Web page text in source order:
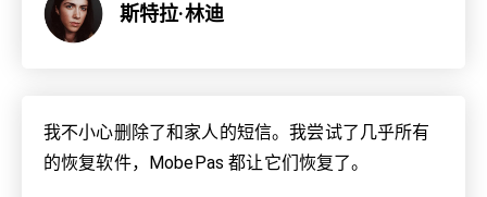
斯特拉·林迪
我不小心删除了和家人的短信。我尝试了几乎所有
的恢复软件，MobePas 都让它们恢复了。